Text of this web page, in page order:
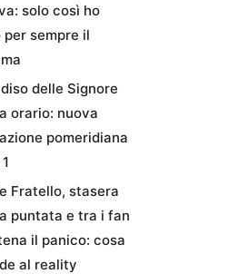
solo così ho
sempre il
delle Signore
orario: nuova
pomeridiana
Fratello, stasera
puntata e tra i fan
il panico: cosa
al reality